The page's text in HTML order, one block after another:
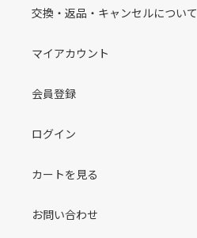
交換・返品・キャンセルについて
マイアカウント
会員登録
ログイン
カートを見る
お問い合わせ